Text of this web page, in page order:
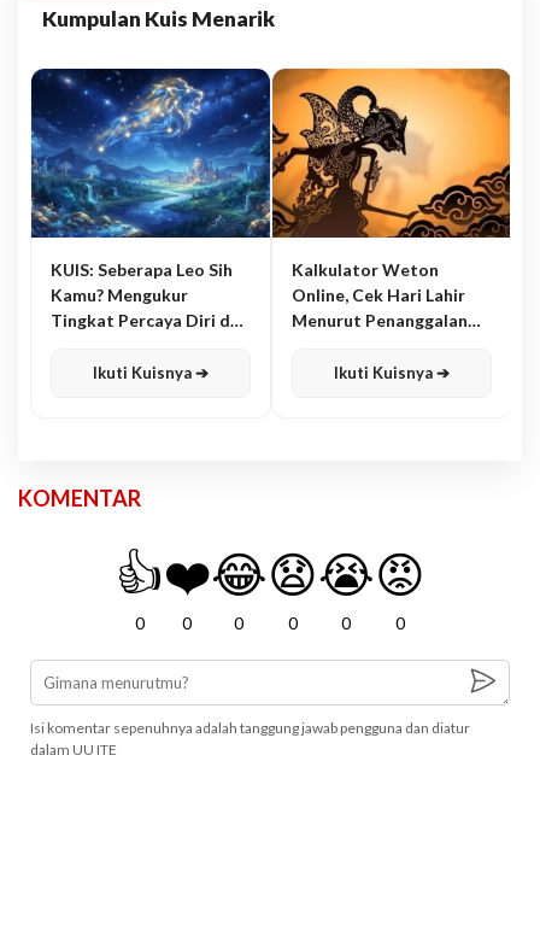
Kumpulan Kuis Menarik
KUIS: Seberapa Leo Sih
Kamu? Mengukur
Tingkat Percaya Diri dan
Ikuti Kuisnya ➔
Kalkulator Weton
Online, Cek Hari Lahir
Menurut Penanggalan
Ikuti Kuisnya ➔
KOMENTAR
👍
0
❤️
0
😂
0
😧
0
😭
0
😡
0
Isi komentar sepenuhnya adalah tanggung jawab pengguna dan diatur
dalam UU ITE